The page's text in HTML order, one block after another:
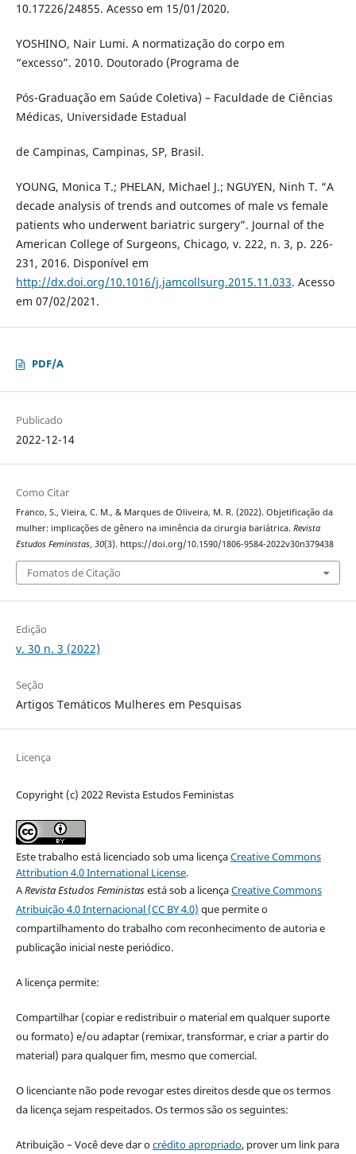
10.17226/24855. Acesso em 15/01/2020.
YOSHINO, Nair Lumi. A normatização do corpo em
“excesso”. 2010. Doutorado (Programa de
Pós-Graduação em Saúde Coletiva) – Faculdade de Ciências
Médicas, Universidade Estadual
de Campinas, Campinas, SP, Brasil.
YOUNG, Monica T.; PHELAN, Michael J.; NGUYEN, Ninh T. “A
decade analysis of trends and outcomes of male vs female
patients who underwent bariatric surgery”. Journal of the
American College of Surgeons, Chicago, v. 222, n. 3, p. 226-
231, 2016. Disponível em
http://dx.doi.org/10.1016/j.jamcollsurg.2015.11.033. Acesso
em 07/02/2021.
PDF/A
Publicado
2022-12-14
Como Citar
Franco, S., Vieira, C. M., & Marques de Oliveira, M. R. (2022). Objetificação da
mulher: implicações de gênero na iminência da cirurgia bariátrica. Revista
Estudos Feministas, 30(3). https://doi.org/10.1590/1806-9584-2022v30n379438
Fomatos de Citação
Edição
v. 30 n. 3 (2022)
Seção
Artigos Temáticos Mulheres em Pesquisas
Licença
Copyright (c) 2022 Revista Estudos Feministas
Este trabalho está licenciado sob uma licençaCreative Commons
Attribution 4.0 International License.
ARevista Estudos Feministasestá sob a licençaCreative Commons
Atribuição 4.0 Internacional (CC BY 4.0) que permite o
compartilhamento do trabalho com reconhecimento de autoria e
publicação inicial neste periódico.
A licença permite:
Compartilhar (copiar e redistribuir o material em qualquer suporte
ou formato) e/ou adaptar (remixar, transformar, e criar a partir do
material) para qualquer fim, mesmo que comercial.
O licenciante não pode revogar estes direitos desde que os termos
da licença sejam respeitados. Os termos são os seguintes:
Atribuição – Você deve dar ocrédito apropriado, prover um link para